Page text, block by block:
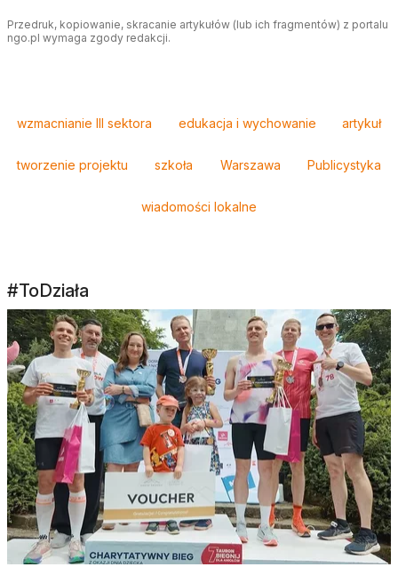
Przedruk, kopiowanie, skracanie artykułów (lub ich fragmentów) z portalu
ngo.pl wymaga zgody redakcji.
wzmacnianie III sektora edukacja i wychowanie artykuł
tworzenie projektu szkoła Warszawa Publicystyka
wiadomości lokalne
#ToDziała